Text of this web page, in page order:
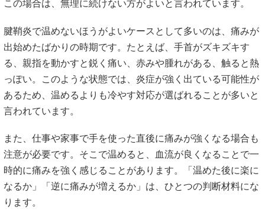
この場合は、無理に続けない方がよいと言われています。
腱鞘炎で温めないほうがよいケースとして多いのは、痛みが
出始めたばかりの時期です。たとえば、手首がズキズキす
る、親指を動かすと鋭く痛い、赤みや腫れがある、触ると熱
っぽい。このような状態では、炎症が強く出ている可能性が
あるため、温めるよりも冷やす対応が選ばれることが多いと
言われています。
また、仕事や家事で手を使った直後に痛みが強くなる場合も
注意が必要です。そこで温めると、血流が良くなることで一
時的に痛みを強く感じることがあります。「温めた後に楽に
なるか」「逆に痛みが増えるか」は、ひとつの判断材料にな
ります。